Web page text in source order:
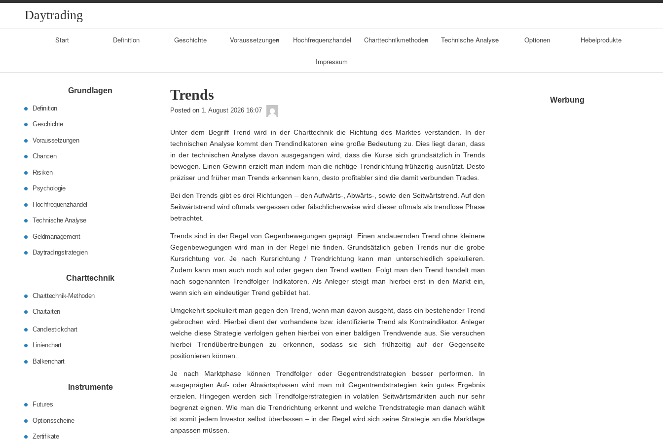
Daytrading
Start Definition Geschichte Voraussetzungen
Psychologie
Geldmanagement
Daytradingstrategi
en
Hochfrequenzhandel Charttechnikmethoden
Balkenchart
Technische Analyse
Gaps
Doppelhoch
SKS Formation
Optionen Hebelprodukte
Impressum
Trends
Posted on 1. August 2026 16:07
Unter dem Begriff Trend wird in der Charttechnik die Richtung des Marktes verstanden. In der
technischen Analyse kommt den Trendindikatoren eine große Bedeutung zu. Dies liegt daran, dass
in der technischen Analyse davon ausgegangen wird, dass die Kurse sich grundsätzlich in Trends
bewegen. Einen Gewinn erzielt man indem man die richtige Trendrichtung frühzeitig ausnützt. Desto
präziser und früher man Trends erkennen kann, desto profitabler sind die damit verbunden Trades.
Bei den Trends gibt es drei Richtungen – den Aufwärts-, Abwärts-, sowie den Seitwärtstrend. Auf den
Seitwärtstrend wird oftmals vergessen oder fälschlicherweise wird dieser oftmals als trendlose Phase
betrachtet.
Trends sind in der Regel von Gegenbewegungen geprägt. Einen andauernden Trend ohne kleinere
Gegenbewegungen wird man in der Regel nie finden. Grundsätzlich geben Trends nur die grobe
Kursrichtung vor. Je nach Kursrichtung / Trendrichtung kann man unterschiedlich spekulieren.
Zudem kann man auch noch auf oder gegen den Trend wetten. Folgt man den Trend handelt man
nach sogenannten Trendfolger Indikatoren. Als Anleger steigt man hierbei erst in den Markt ein,
wenn sich ein eindeutiger Trend gebildet hat.
Umgekehrt spekuliert man gegen den Trend, wenn man davon ausgeht, dass ein bestehender Trend
gebrochen wird. Hierbei dient der vorhandene bzw. identifizierte Trend als Kontraindikator. Anleger
welche diese Strategie verfolgen gehen hierbei von einer baldigen Trendwende aus. Sie versuchen
hierbei Trendübertreibungen zu erkennen, sodass sie sich frühzeitig auf der Gegenseite
positionieren können.
Je nach Marktphase können Trendfolger oder Gegentrendstrategien besser performen. In
ausgeprägten Auf- oder Abwärtsphasen wird man mit Gegentrendstrategien kein gutes Ergebnis
erzielen. Hingegen werden sich Trendfolgerstrategien in volatilen Seitwärtsmärkten auch nur sehr
begrenzt eignen. Wie man die Trendrichtung erkennt und welche Trendstrategie man danach wählt
ist somit jedem Investor selbst überlassen – in der Regel wird sich seine Strategie an die Marktlage
anpassen müssen.
Werbung
Grundlagen
Definition
Geschichte
Voraussetzungen
Chancen
Risiken
Psychologie
Hochfrequenzhandel
Technische Analyse
Geldmanagement
Daytradingstrategien
Charttechnik
Charttechnik-Methoden
Chartarten
Candlestickchart
Linienchart
Balkenchart
Instrumente
Futures
Optionsscheine
Zertifikate